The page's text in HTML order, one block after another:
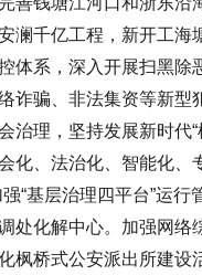
澜千亿工程，新开工海
体系，深入开展扫黑除
诈骗、非法集资等新型
治理，坚持发展新时代
化、法治化、智能化、
“基层治理四平台”运行
处化解中心。加强网络
枫桥式公安派出所建设